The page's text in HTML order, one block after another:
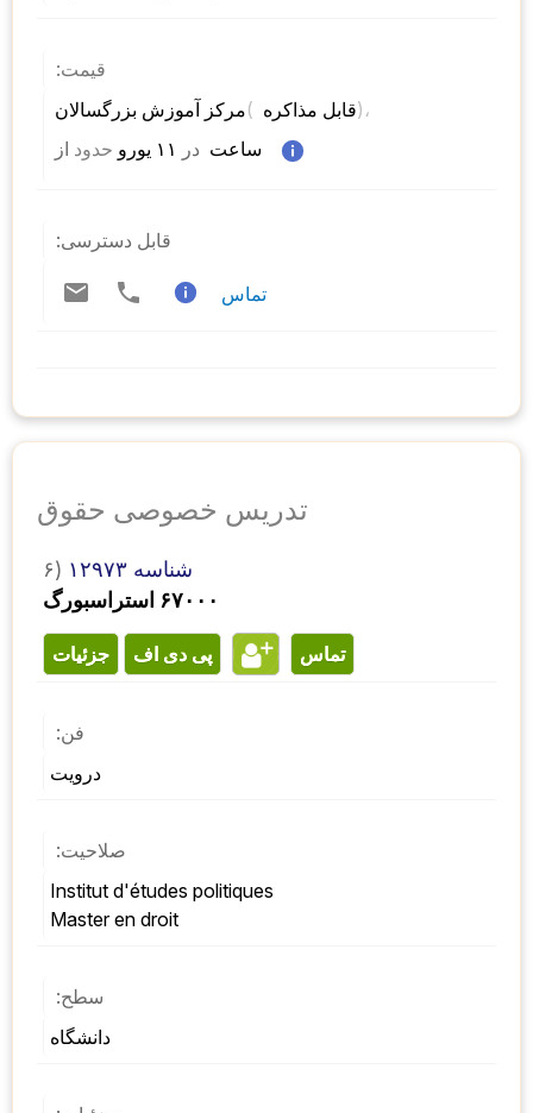
قیمت:
مرکز آموزش بزرگسالان ( قابل مذاکره )،
از حدود در ساعت
قابل دسترسی:
تماس
تدریس خصوصی حقوق
۶)
شناسه ۱۲۹۷۳
۶۷۰۰۰ استراسبورگ
جزئیات پی دی اف تماس
فن:
درویت
صلاحیت:
Institut d'études politiques
Master en droit
سطح:
دانشگاه